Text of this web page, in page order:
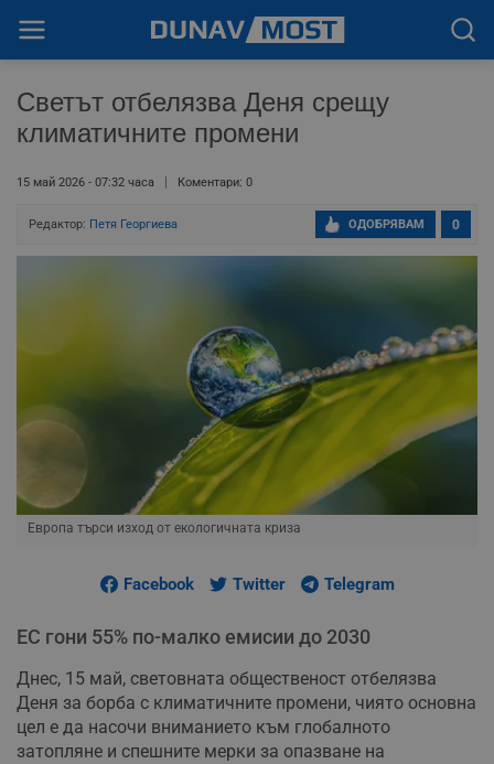
Светът отбелязва Деня срещу
климатичните промени
15 май 2026 - 07:32 часа Коментари: 0
Редактор: Петя Георгиева 0
ОДОБРЯВАМ
Европа търси изход от екологичната криза
Facebook Twitter Telegram
ЕС гони 55% по-малко емисии до 2030
Днес, 15 май, световната общественост отбелязва
Деня за борба с климатичните промени, чиято основна
цел е да насочи вниманието към глобалното
затопляне и спешните мерки за опазване на